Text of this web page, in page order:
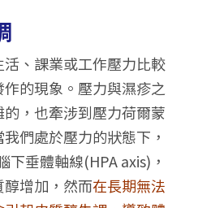
、課業或工作壓力比較
的現象。壓力與濕疹之
，也牽涉到壓力荷爾蒙
們處於壓力的狀態下，
垂體軸線(HPA axis)，
增加，然而在長期無法